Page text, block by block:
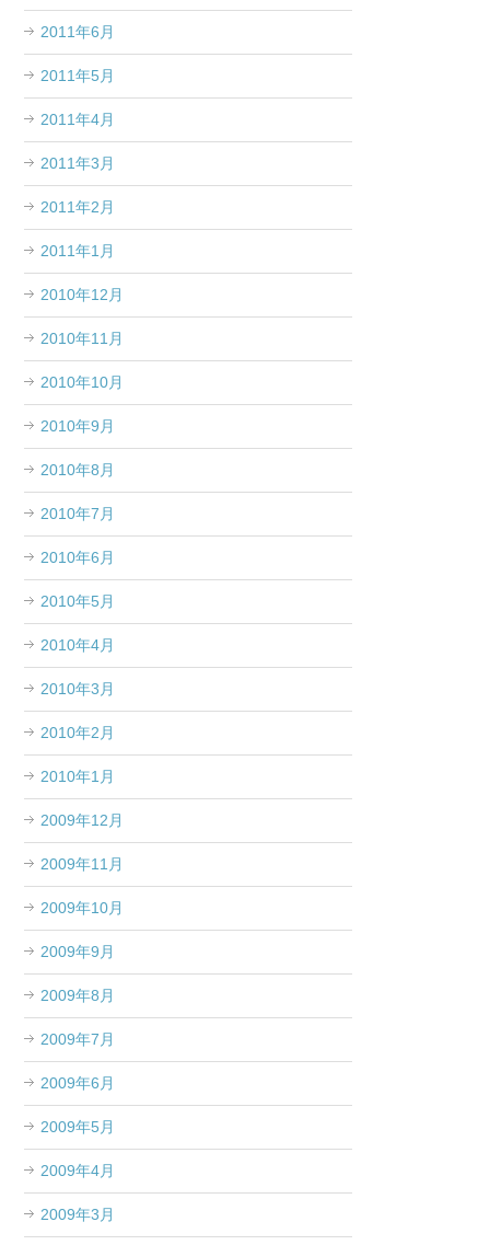
2011年6月
2011年5月
2011年4月
2011年3月
2011年2月
2011年1月
2010年12月
2010年11月
2010年10月
2010年9月
2010年8月
2010年7月
2010年6月
2010年5月
2010年4月
2010年3月
2010年2月
2010年1月
2009年12月
2009年11月
2009年10月
2009年9月
2009年8月
2009年7月
2009年6月
2009年5月
2009年4月
2009年3月